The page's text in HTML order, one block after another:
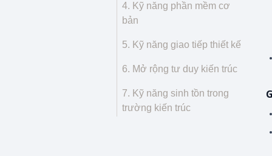
4. Kỹ năng phần mềm cơ
bản
5. Kỹ năng giao tiếp thiết kế
6. Mở rộng tư duy kiến trúc
7. Kỹ năng sinh tồn trong
trường kiến trúc